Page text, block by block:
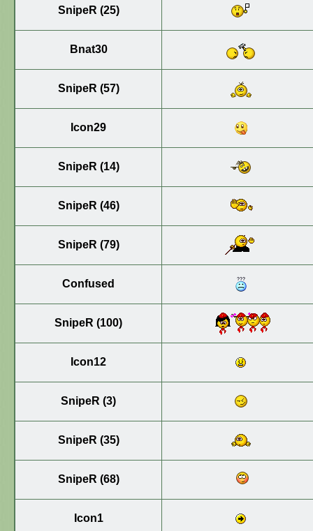
SnipeR (25)
Bnat30
SnipeR (57)
Icon29
SnipeR (14)
SnipeR (46)
SnipeR (79)
Confused
SnipeR (100)
Icon12
SnipeR (3)
SnipeR (35)
SnipeR (68)
Icon1